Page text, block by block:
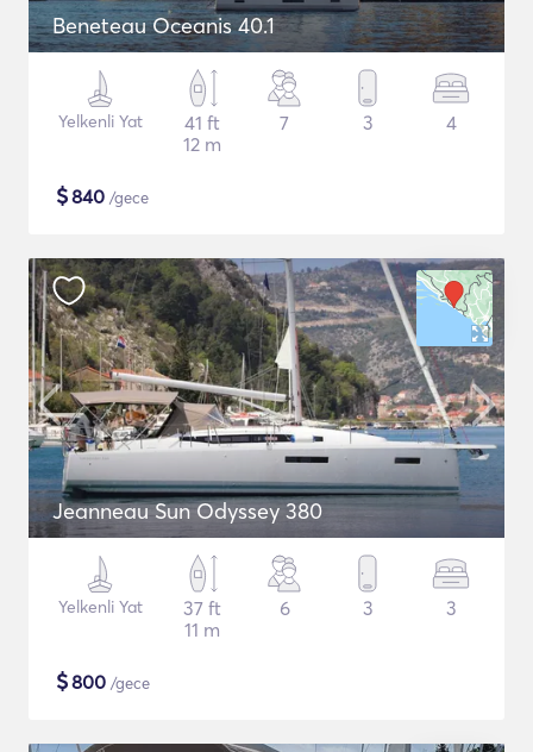
Beneteau Oceanis 40.1
Yelkenli Yat
41 ft
12 m
7 3 4
$840 /gece
Jeanneau Sun Odyssey 380
Yelkenli Yat
37 ft
11 m
6 3 3
$800 /gece